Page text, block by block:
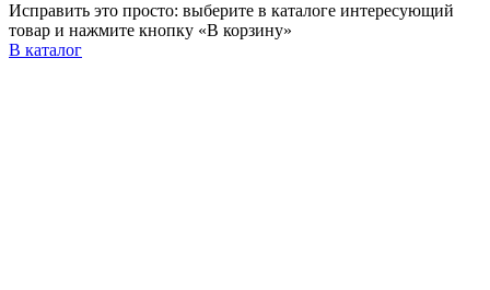
Исправить это просто: выберите в каталоге интересующий
товар и нажмите кнопку «В корзину»
В каталог